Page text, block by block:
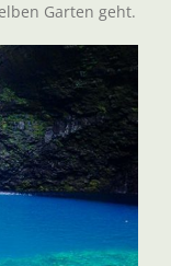
Garten geht.